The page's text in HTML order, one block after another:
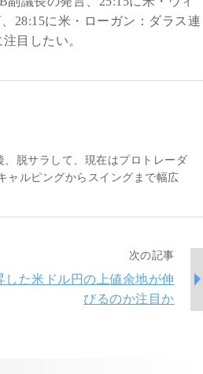
28:15に米・ローガン：ダラス連
目したい。
脱サラして、現在はプロトレーダ
ャルピングからスイングまで幅広
次の記事
した米ドル円の上値余地が伸
びるのか注目か